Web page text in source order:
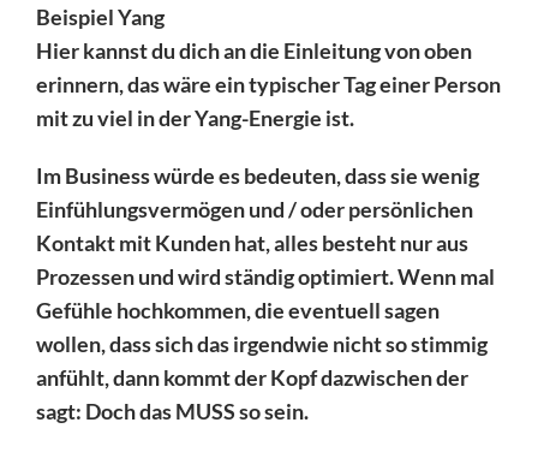
Beispiel Yang
Hier kannst du dich an die Einleitung von oben
erinnern, das wäre ein typischer Tag einer Person
mit zu viel in der Yang-Energie ist.
Im Business würde es bedeuten, dass sie wenig
Einfühlungsvermögen und / oder persönlichen
Kontakt mit Kunden hat, alles besteht nur aus
Prozessen und wird ständig optimiert. Wenn mal
Gefühle hochkommen, die eventuell sagen
wollen, dass sich das irgendwie nicht so stimmig
anfühlt, dann kommt der Kopf dazwischen der
sagt: Doch das MUSS so sein.